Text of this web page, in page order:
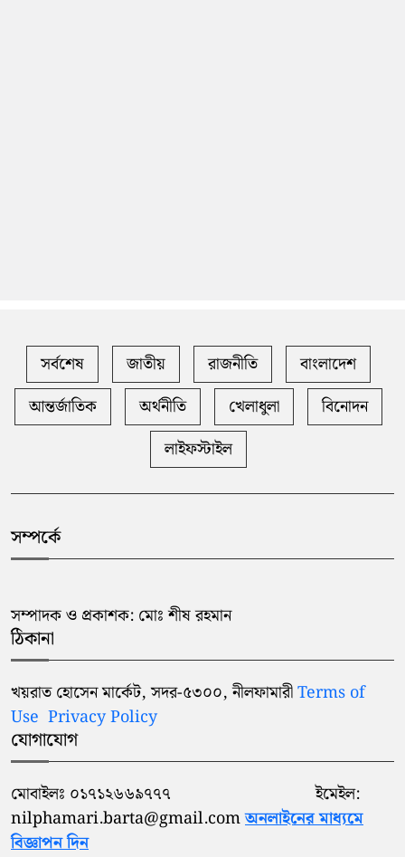
সর্বশেষ জাতীয় রাজনীতি
বাংলাদেশ
আন্তর্জাতিক
অর্থনীতি খেলাধুলা
বিনোদন
লাইফস্টাইল
সম্পর্কে
সম্পাদক ও প্রকাশক: মোঃ শীষ রহমান
ঠিকানা
খয়রাত হোসেন মার্কেট, সদর-৫৩০০, নীলফামারীTerms of
Use Privacy Policy
যোগাযোগ
মোবাইলঃ ০১৭১২৬৬৯৭৭৭ ইমেইল:
nilphamari.barta@gmail.comঅনলাইনের মাধ্যমে
বিজ্ঞাপন দিন